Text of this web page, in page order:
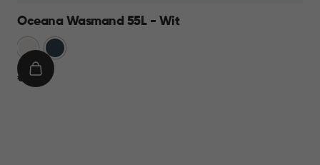
Oceana Wasmand 55L - Wit
Blauw
€
€ 17,95
IN